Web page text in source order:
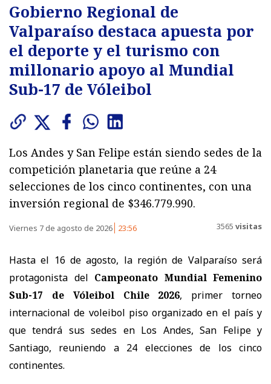
Gobierno Regional de
Valparaíso destaca apuesta por
el deporte y el turismo con
millonario apoyo al Mundial
Sub-17 de Vóleibol
Los Andes y San Felipe están siendo sedes de la
competición planetaria que reúne a 24
selecciones de los cinco continentes, con una
inversión regional de $346.779.990.
Viernes 7 de agosto de 2026 23:56 3565 visitas
Hasta el 16 de agosto, la región de Valparaíso será
protagonista del Campeonato Mundial Femenino
Sub-17 de Vóleibol Chile 2026, primer torneo
internacional de voleibol piso organizado en el país y
que tendrá sus sedes en Los Andes, San Felipe y
Santiago, reuniendo a 24 elecciones de los cinco
continentes.